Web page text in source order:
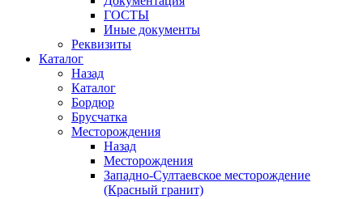
ГОСТЫ
Иные документы
Реквизиты
Каталог
Назад
Каталог
Бордюр
Брусчатка
Месторождения
Назад
Месторождения
Западно-Султаевское месторождение
(Красный гранит)